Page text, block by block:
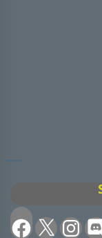
Facebook
X